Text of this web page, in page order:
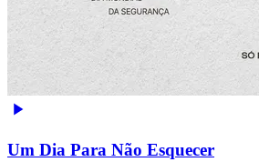
Um Dia Para Não Esquecer